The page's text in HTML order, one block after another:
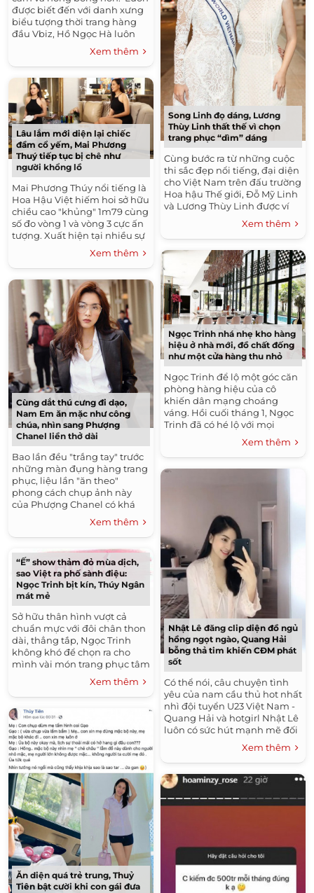
được biết đến với danh xưng
biểu tượng thời trang hàng
đầu Vbiz, Hồ Ngọc Hà luôn
luôn dẫn đầu loạt xu hướng
Xem thêm
Lâu lắm mới diện lại chiếc
đầm cổ yếm, Mai Phương
Thuý tiếp tục bị chê như
người khổng lồ
Mai Phương Thúy nổi tiếng là
Hoa Hậu Việt hiếm hoi sở hữu
chiều cao "khủng" 1m79 cùng
số đo vòng 1 và vòng 3 cực ấn
tượng. Xuất hiện tại nhiều sự
kiện, nàng Hậu 8X luôn
chiếm trọn spotlight...
Xem thêm
Cùng dắt thú cưng đi dạo,
Nam Em ăn mặc như công
chúa, nhìn sang Phượng
Chanel liền thở dài
Bao lần đều "trắng tay" trước
những màn đụng hàng trang
phục, liệu lần "ăn theo"
phong cách chụp ảnh này
của Phượng Chanel có khá
khẩm hơn? Để có thể cho ra
đời một tấm hình...
Xem thêm
“Ế” show thảm đỏ mùa dịch,
sao Việt ra phố sành điệu:
Ngọc Trinh bịt kín, Thúy Ngân
mát mẻ
Sở hữu thân hình vượt cả
chuẩn mực với đôi chân thon
dài, thẳng tắp, Ngọc Trinh
không khó để chọn ra cho
mình vài món trang phục tâm
đắc cho những ngày xuống
phố năng động. Và...
Xem thêm
Ăn diện quá trẻ trung, Thuỷ
Tiên bật cười khi con gái đưa
Song Linh đọ dáng, Lương
Thùy Linh thất thế vì chọn
trang phục “dìm” dáng
Cùng bước ra từ những cuộc
thi sắc đẹp nổi tiếng, đại diện
cho Việt Nam trên đấu trường
Hoa hậu Thế giới, Đỗ Mỹ Linh
và Lương Thùy Linh được ví
như cặp bài trùng của Vbiz vì
Xem thêm
Ngọc Trinh nhá nhẹ kho hàng
hiệu ở nhà mới, đồ chất đống
như một cửa hàng thu nhỏ
Ngọc Trinh để lộ một góc căn
phòng hàng hiệu của cô
khiến dân mạng choáng
váng. Hồi cuối tháng 1, Ngọc
Trinh đã có hé lộ với mọi
người về căn biệt thự triệu độ
Xem thêm
Nhật Lê đăng clip diện đồ ngủ
hồng ngọt ngào, Quang Hải
bỗng thả tim khiến CĐM phát
sốt
Có thể nói, câu chuyện tình
yêu của nam cầu thủ hot nhất
nhì đội tuyển U23 Việt Nam -
Quang Hải và hotgirl Nhật Lê
luôn có sức hút mạnh mẽ đối
với cộng đồng mạng và
truyền thông Việt....
Xem thêm